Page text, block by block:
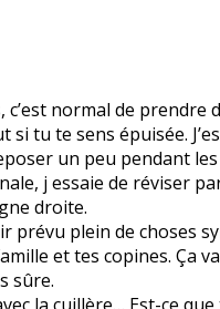
c’est normal de prendre
tu te sens épuisée.
un peu pendant les
j essaie de réviser
droite.
prévu plein de choses
et tes copines. Ça
sûre.